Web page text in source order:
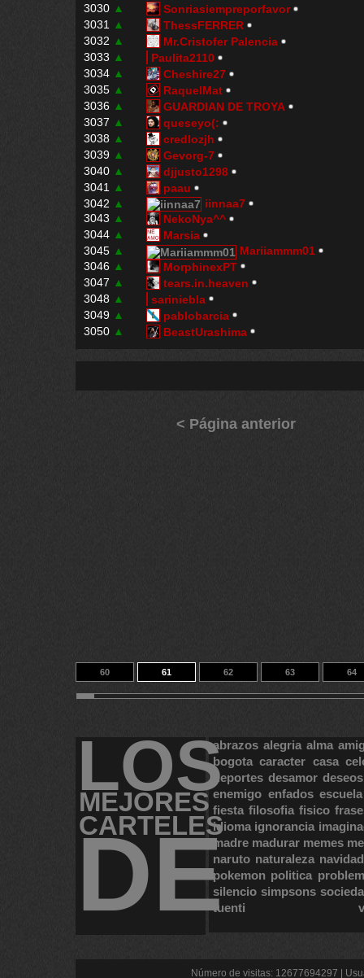
3030 ▲
Sonriasiempreporfavor
3031
▲
ThessFERRER
3032 ▲
Mr.Cristofer Palencia
3033 ▲
Paulita2110
3034 ▲
Cheshire27
3035 ▲
RaquelMat
3036 ▲
GUARDIAN DE TROYA
3037 ▲
queseyo(:
3038 ▲
credlozjh
3039 ▲
Gevorg-7
3040 ▲
djjusto1298
3041
▲
paau
3042 ▲
iinnaa7
3043 ▲
NekoNya^^
3044 ▲
Marsia
3045 ▲
Mariiammm01
3046 ▲
MorphinexPT
3047 ▲
tears.in.heaven
3048 ▲
sariniebla
3049 ▲
pablobarcia
3050 ▲ BeastUrashima
< Página anterior
60 61 62 63 64
70 71 72 14 23387
LOS
MEJORES
CARTELES
DE
abrazos alegria alma
bogota caracter casa
deportes desamor deseos
enemigo enfados escuela
fiesta filosofia fisico
idioma ignorancia
madre madurar memes
naruto naturaleza navidad
pokemon politica
silencio simpsons
tuenti
Número de visitas: 12677694297 |